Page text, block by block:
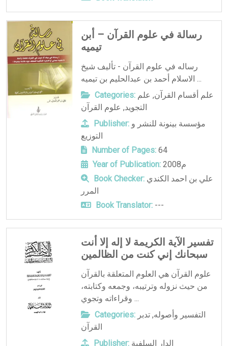
رسالة في علوم القرآن – أبن
تيميه
رساله في علوم القرآن - تأليف شيخ
الاسلام أحمد بن عبدالحليم بن تيميه ...
Categories:
علم أقسام القرآن, علم
التجويد, علوم القرآن
Publisher: مؤسسة بينونة للنشر و
التوزيع
Number of Pages:64
Year of Publication:
2008م
Book Checker:علي بن احمد الكندي
المرر
Book Translator:---
تفسير الآية الكريمة لا إله إلا أنت
سبحانك إني كنت من الظالمين
علوم القرآن هي العلوم المتعلقة بالقرآن
من حيث نزوله وترتيبه، وجمعه وكتابته،
وقراءاته وتجوي ...
Categories:
التفسير وأصوله,تدبر
القرآن
Publisher: الدار السلفية